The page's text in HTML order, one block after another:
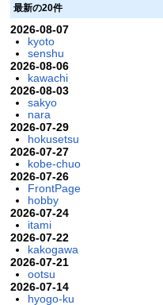
最新の20件
2026-08-07
kyoto
senshu
2026-08-06
kawachi
2026-08-03
sakyo
nara
2026-07-29
hokusetsu
2026-07-27
kobe-chuo
2026-07-26
FrontPage
hobby
2026-07-24
itami
2026-07-22
kakogawa
2026-07-21
ootsu
2026-07-14
hyogo-ku